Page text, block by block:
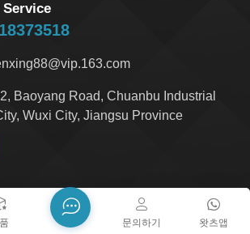
Service
Baoyang Road, Chuanbu Industrial
Wuxi City, Jiangsu Province
개인정보 보호정책
사이트맵
Shenxing Technology Co., Ltd. 모든 권리
왓츠앱
문의하기